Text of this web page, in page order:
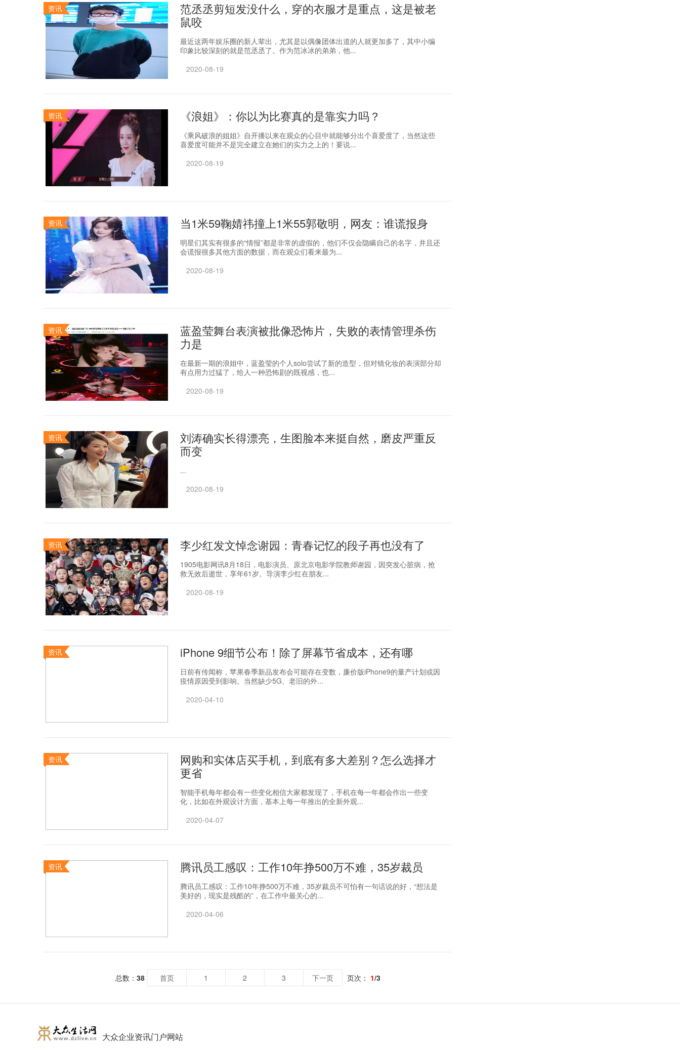
资讯
范丞丞剪短发没什么，穿的衣服才是重点，这是被老
鼠咬
最近这两年娱乐圈的新人辈出，尤其是以偶像团体出道的人就更加多了，其中小编
印象比较深刻的就是范丞丞了。作为范冰冰的弟弟，他...
2020-08-19
资讯 《浪姐》：你以为比赛真的是靠实力吗？
《乘风破浪的姐姐》自开播以来在观众的心目中就能够分出个喜爱度了，当然这些
喜爱度可能并不是完全建立在她们的实力之上的！要说...
2020-08-19
资讯 当1米59鞠婧祎撞上1米55郭敬明，网友：谁谎报身
明星们其实有很多的“情报”都是非常的虚假的，他们不仅会隐瞒自己的名字，并且还
会谎报很多其他方面的数据，而在观众们看来最为...
2020-08-19
资讯
蓝盈莹舞台表演被批像恐怖片，失败的表情管理杀伤
力是
在最新一期的浪姐中，蓝盈莹的个人solo尝试了新的造型，但对镜化妆的表演部分却
有点用力过猛了，给人一种恐怖剧的既视感，也...
2020-08-19
资讯
刘涛确实长得漂亮，生图脸本来挺自然，磨皮严重反
而变
...
2020-08-19
资讯 李少红发文悼念谢园：青春记忆的段子再也没有了
1905电影网讯8月18日，电影演员、原北京电影学院教师谢园，因突发心脏病，抢
救无效后逝世，享年61岁。导演李少红在朋友...
2020-08-19
资讯 iPhone 9细节公布！除了屏幕节省成本，还有哪
日前有传闻称，苹果春季新品发布会可能存在变数，廉价版iPhone9的量产计划或因
疫情原因受到影响。当然缺少5G、老旧的外...
2020-04-10
资讯
网购和实体店买手机，到底有多大差别？怎么选择才
更省
智能手机每年都会有一些变化相信大家都发现了，手机在每一年都会作出一些变
化，比如在外观设计方面，基本上每一年推出的全新外观...
2020-04-07
资讯 腾讯员工感叹：工作10年挣500万不难，35岁裁员
腾讯员工感叹：工作10年挣500万不难，35岁裁员不可怕有一句话说的好，“想法是
美好的，现实是残酷的”，在工作中最关心的...
2020-04-06
总数： 38 首页 1 2 3 下一页 页次： 1/3
大众企业资讯门户网站